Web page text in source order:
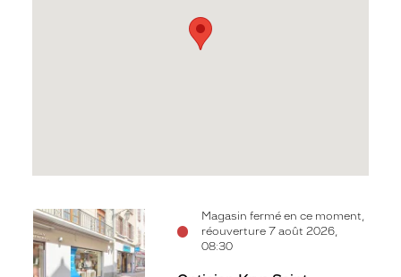
Magasin fermé en ce moment,
réouverture 7 août 2026,
08:30
Voir
la
fiche